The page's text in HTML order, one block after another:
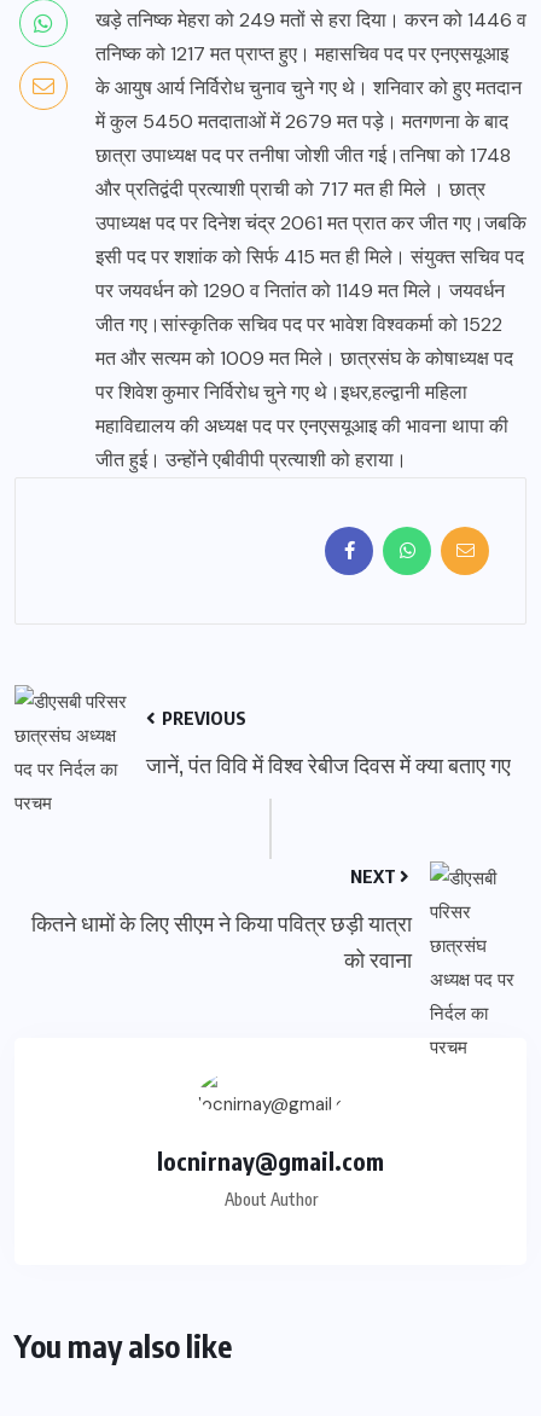
खड़े तनिष्क मेहरा को 249 मतों से हरा दिया। करन को 1446 व
तनिष्क को 1217 मत प्राप्त हुए। महासचिव पद पर एनएसयूआइ
के आयुष आर्य निर्विरोध चुनाव चुने गए थे। शनिवार को हुए मतदान
में कुल 5450 मतदाताओं में 2679 मत पड़े। मतगणना के बाद
छात्रा उपाध्यक्ष पद पर तनीषा जोशी जीत गई।तनिषा को 1748
और प्रतिद्वंदी प्रत्याशी प्राची को 717 मत ही मिले । छात्र
उपाध्यक्ष पद पर दिनेश चंद्र 2061 मत प्रात कर जीत गए।जबकि
इसी पद पर शशांक को सिर्फ 415 मत ही मिले। संयुक्त सचिव पद
पर जयवर्धन को 1290 व नितांत को 1149 मत मिले। जयवर्धन
जीत गए।सांस्कृतिक सचिव पद पर भावेश विश्वकर्मा को 1522
मत और सत्यम को 1009 मत मिले। छात्रसंघ के कोषाध्यक्ष पद
पर शिवेश कुमार निर्विरोध चुने गए थे।इधर,हल्द्वानी महिला
महाविद्यालय की अध्यक्ष पद पर एनएसयूआइ की भावना थापा की
जीत हुई। उन्होंने एबीवीपी प्रत्याशी को हराया।
PREVIOUS
जानें, पंत विवि में विश्व रेबीज दिवस में क्या बताए गए
NEXT
कितने धामों के लिए सीएम ने किया पवित्र छड़ी यात्रा
को रवाना
locnirnay@gmail.com
About Author
You may also like